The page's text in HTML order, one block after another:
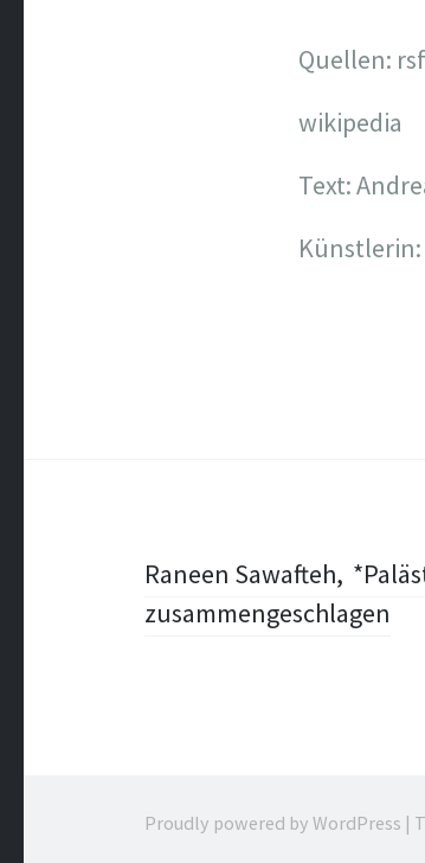
Quellen:
wikipedia
Text:
Künstlerin:
Post
navigation
Raneen Sawafteh,
zusammengeschlagen
Proudly powered by WordPress |